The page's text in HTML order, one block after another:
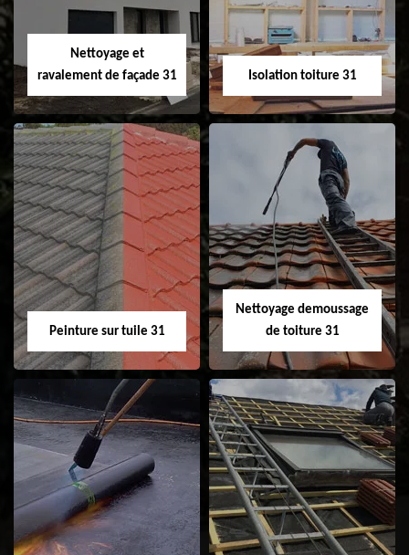
fenêtre de toit et
Velux 31
Nettoyage et
ravalement de façade 31
Nettoyage et
ravalement de
façade 31
Isolation toiture 31
Isolation toiture 31
Peinture sur tuile 31
Peinture sur tuile
31
Nettoyage demoussage
de toiture 31
Nettoyage
demoussage de
toiture 31